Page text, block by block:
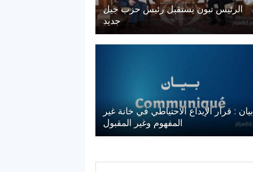
الرئيس تبون يستقبل رئيس حزب جيل
جديد
بيان : قرار الإيداع الاحتياطي في خانة غير
المفهوم وغير المقبول